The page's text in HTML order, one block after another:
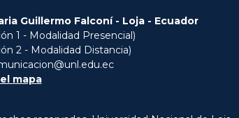
Guillermo Falconí - Loja - Ecuador
1 - Modalidad Presencial)
2 - Modalidad Distancia)
mapa